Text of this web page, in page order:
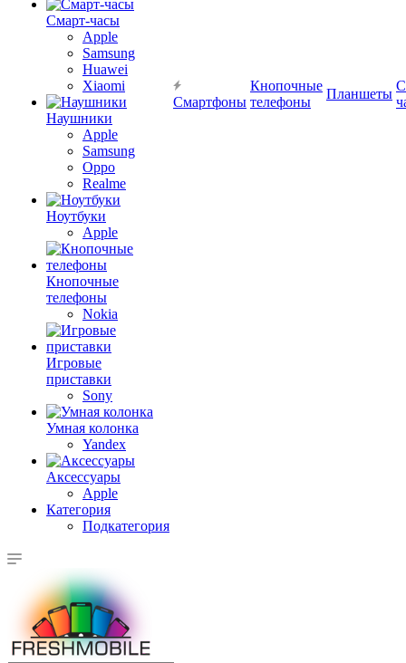
Смарт-часы
Apple
Samsung
Huawei
Xiaomi
Наушники
Apple
Samsung
Oppo
Realme
Ноутбуки
Apple
Кнопочные
телефоны
Nokia
Игровые
приставки
Sony
Умная колонка
Yandex
Аксессуары
Apple
Категория
Подкатегория
Смартфоны
Кнопочные
телефоны
Планшеты